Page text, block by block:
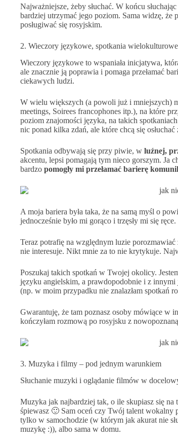
Najważniejsze, żeby słuchać. W końcu
bardziej utrzymać jego poziom. Sama widzę, że
posługiwać się rosyjskim.
2. Wieczory językowe, spotkania
Wieczory językowe to wspaniała inicjatywa,
ale znacznie ją poprawia i pomaga przełamać
ciekawych ludzi.
W wielu większych (a powoli już i mniejszych)
meetings, Soirees francophones itp.), na które
poziom znajomości języka, na takich
nic ponad kilka zdań, ale które chcą się
Spotkania odbywają się przy piwie, w luźnej,
akcentu, lepsi pomagają tym nieco gorszym. Ja
bardzo pomogły mi przełamać barierę
A moja bariera była taka, że na samą myśl o
jednocześnie było mi gorąco i trzęsły mi się ręce.
Teraz potrafię na względnym luzie
nie interesuje. Nikt mnie za to nie krytykuje.
Poszukaj takich spotkań w Twojej okolicy.
języku angielskim, a prawdopodobnie i z
(np. w moim przypadku nie znalazłam spotkań
Gwarantuję, że tam poznasz osoby mówiące w
kończyłam rozmową po rosyjsku z
3. Muzyka i filmy – pod jednym warunkiem
Słuchanie muzyki i oglądanie filmów w
Muzyka jak najbardziej tak, o ile skupiasz się na
śpiewasz 🙂 Sam oceń czy Twój talent
tylko w samochodzie (w którym jak akurat nie
muzykę :)), albo sama w domu.